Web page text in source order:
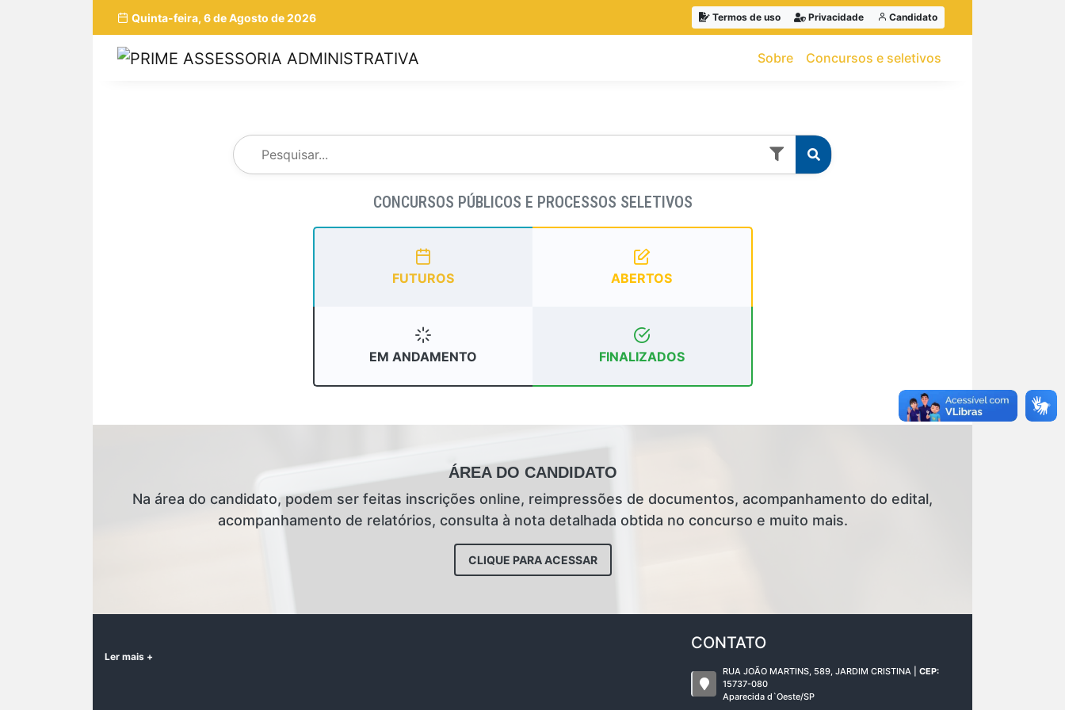
Quinta-feira, 6 de Agosto de 2026 Termos de uso Privacidade Candidato
Sobre Concursos e seletivos
CONCURSOS PÚBLICOS E PROCESSOS SELETIVOS
FUTUROS ABERTOS
EM ANDAMENTO FINALIZADOS
ÁREA DO CANDIDATO
Na área do candidato, podem ser feitas inscrições online, reimpressões de documentos, acompanhamento do edital,
acompanhamento de relatórios, consulta à nota detalhada obtida no concurso e muito mais.
CLIQUE PARA ACESSAR
Ler mais +
CONTATO
RUA JOÃO MARTINS, 589, JARDIM CRISTINA | CEP:
15737-080
Aparecida d`Oeste/SP